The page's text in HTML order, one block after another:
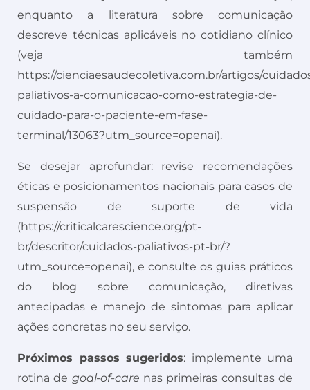
enquanto a literatura sobre comunicação
descreve técnicas aplicáveis no cotidiano clínico
(veja também
https://cienciaesaudecoletiva.com.br/artigos/
paliativos-a-comunicacao-como-estrategia-de-
cuidado-para-o-paciente-em-fase-
terminal/13063?utm_source=openai).
Se desejar aprofundar: revise recomendações
éticas e posicionamentos nacionais para casos de
suspensão de suporte de vida
(https://criticalcarescience.org/pt-
br/descritor/cuidados-paliativos-pt-br/?
utm_source=openai), e consulte os guias práticos
do blog sobre comunicação, diretivas
antecipadas e manejo de sintomas para aplicar
ações concretas no seu serviço.
Próximos passos sugeridos: implemente uma
rotina de goal-of-care nas primeiras consultas de